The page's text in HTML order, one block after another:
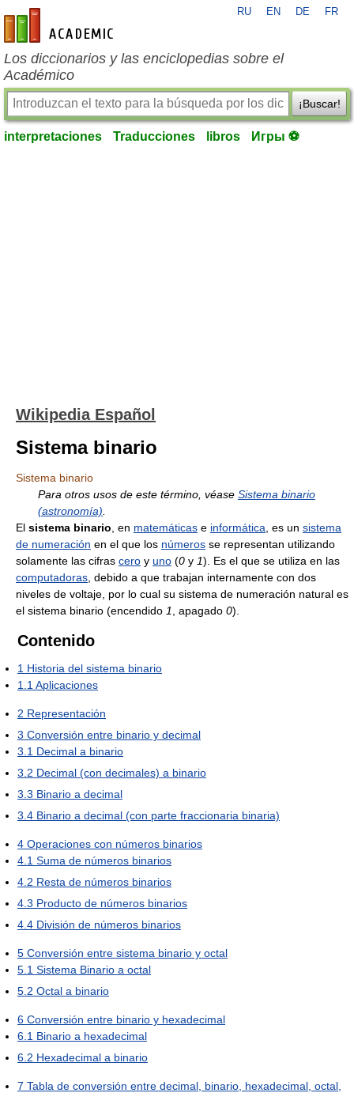
es-academic.com
RU EN DE FR
Los diccionarios y las enciclopedias sobre el
Académico
¡Buscar!
interpretaciones Traducciones libros Игры ⚽
Wikipedia Español
Sistema binario
Sistema binario
Para otros usos de este término, véase Sistema binario
(astronomía)
El sistema binario , en matemáticas e informática , es un sistema
de numeración en el que los números se representan utilizando
solamente las cifras cero y uno (0 y 1). Es el que se utiliza en las
computadoras , debido a que trabajan internamente con dos
niveles de voltaje, por lo cual su sistema de numeración natural es
el sistema binario (encendido 1 , apagado 0).
Contenido
1 Historia del sistema binario
1.1 Aplicaciones
2 Representación
3 Conversión entre binario y decimal
3.1 Decimal a binario
3.2 Decimal (con decimales) a binario
3.3 Binario a decimal
3.4 Binario a decimal (con parte fraccionaria binaria)
4 Operaciones con números binarios
4.1 Suma de números binarios
4.2 Resta de números binarios
4.3 Producto de números binarios
4.4 División de números binarios
5 Conversión entre sistema binario y octal
5.1 Sistema Binario a octal
5.2 Octal a binario
6 Conversión entre binario y hexadecimal
6.1 Binario a hexadecimal
6.2 Hexadecimal a binario
7 Tabla de conversión entre decimal, binario, hexadecimal, octal,